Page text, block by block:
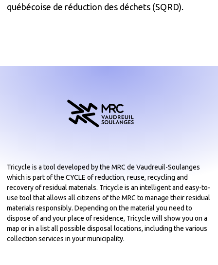
québécoise de réduction des déchets (SQRD).
Tricycle is a tool developed by the MRC de Vaudreuil-Soulanges
which is part of the CYCLE of reduction, reuse, recycling and
recovery of residual materials. Tricycle is an intelligent and easy-to-
use tool that allows all citizens of the MRC to manage their residual
materials responsibly. Depending on the material you need to
dispose of and your place of residence, Tricycle will show you on a
map or in a list all possible disposal locations, including the various
collection services in your municipality.